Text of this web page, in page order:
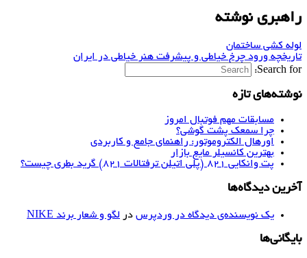
راهبری نوشته
لوله کشی ساختمان
تاریخچه ورود چرخ خیاطی و پیشرفت هنر خیاطی در ایران
Search for:
نوشته‌های تازه
مسابقات مهم فوتبال امروز
چرا سمعک پشت گوشی؟
اورهال الکتروموتور: راهنمای جامع و کاربردی
بهترین کانسیلر مایع بازار
پت وانکایی ۸۲۱ (پلی اتیلن ترفتالات ۸۲۱) گرید بطری چیست؟
آخرین دیدگاه‌ها
یک نویسنده‌ی دیدگاه در وردپرس در لگو و شعار برند NIKE
بایگانی‌ها